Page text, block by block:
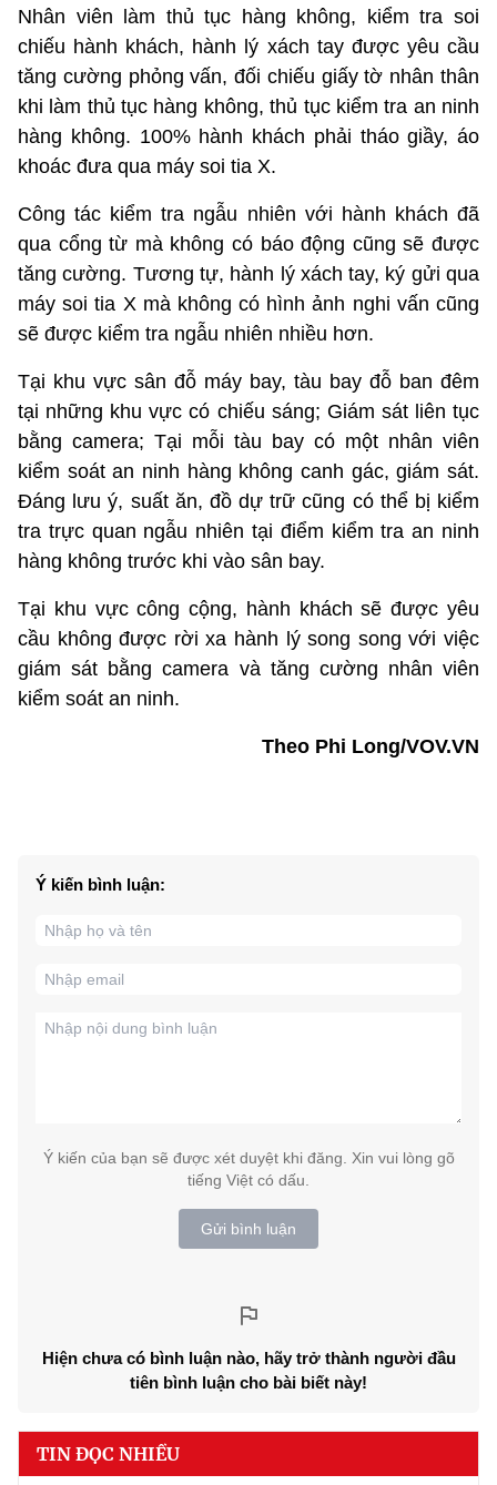
Nhân viên làm thủ tục hàng không, kiểm tra soi
chiếu hành khách, hành lý xách tay được yêu cầu
tăng cường phỏng vấn, đối chiếu giấy tờ nhân thân
khi làm thủ tục hàng không, thủ tục kiểm tra an ninh
hàng không. 100% hành khách phải tháo giầy, áo
khoác đưa qua máy soi tia X.
Công tác kiểm tra ngẫu nhiên với hành khách đã
qua cổng từ mà không có báo động cũng sẽ được
tăng cường. Tương tự, hành lý xách tay, ký gửi qua
máy soi tia X mà không có hình ảnh nghi vấn cũng
sẽ được kiểm tra ngẫu nhiên nhiều hơn.
Tại khu vực sân đỗ máy bay, tàu bay đỗ ban đêm
tại những khu vực có chiếu sáng; Giám sát liên tục
bằng camera; Tại mỗi tàu bay có một nhân viên
kiểm soát an ninh hàng không canh gác, giám sát.
Đáng lưu ý, suất ăn, đồ dự trữ cũng có thể bị kiểm
tra trực quan ngẫu nhiên tại điểm kiểm tra an ninh
hàng không trước khi vào sân bay.
Tại khu vực công cộng, hành khách sẽ được yêu
cầu không được rời xa hành lý song song với việc
giám sát bằng camera và tăng cường nhân viên
kiểm soát an ninh.
Theo Phi Long/VOV.VN
Ý kiến bình luận:
Ý kiến của bạn sẽ được xét duyệt khi đăng. Xin vui lòng gõ
tiếng Việt có dấu.
Gửi bình luận
Hiện chưa có bình luận nào, hãy trở thành người đầu
tiên bình luận cho bài biết này!
TIN ĐỌC NHIỀU